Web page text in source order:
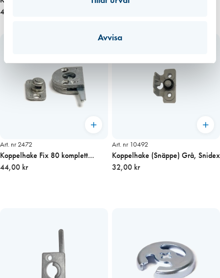
Avvisa
42,00 kr
Art. nr 2472
Koppelhake Fix 80 komplett
(pris/st )
44,00 kr
Art. nr 10492
Koppelhake (Snäppe) Grå, Snidex
32,00 kr